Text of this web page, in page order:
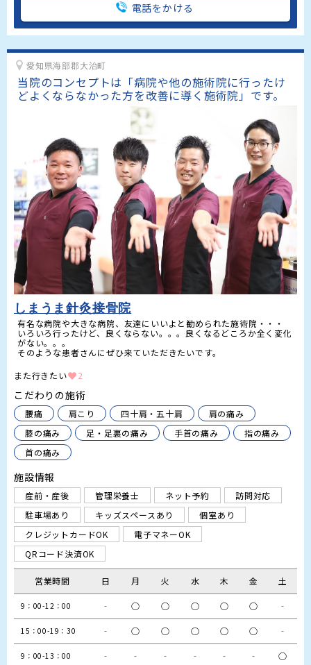
電話をかける
愛知県海部郡大治町
当院のコンセプトは「病院や他の施術院に行ったけ
どよくならなかった方を改善に導く施術院」です。
しまうま針灸接骨院
有名な病院や大きな病院、友達にいいよと勧められた施術院・・・
いろいろ行ったけど、良くならない。。。良くなるどころか全く変化
がない。。。
そのような患者さんにぜひ来ていただきたいです。
また行きたい
2
こだわりの施術
腰痛 肩こり 四十肩・五十肩
肩の痛み
膝の痛み
足・足裏の痛み 手首の痛み
指の痛み
首の痛み
施設情報
産前・産後 管理栄養士 ネット予約
訪問対応
駐車場あり
キッズスペースあり
個室あり
クレジットカードOK
電子マネーOK
QRコード決済OK
営業時間 日 月 火 水 木 金 土
9：00-12：00 ‐ ○ ○ ○ ○ ○ ‐
15：00-19：30 ‐ ○ ○ ○ ○ ○ ‐
9：00-13：00 ‐ ‐ ‐ ‐ ‐ ‐ ○